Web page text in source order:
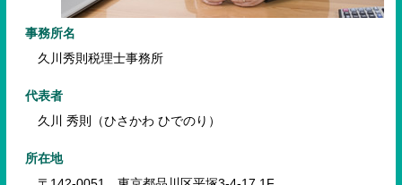
事務所名
久川秀則税理士事務所
代表者
久川 秀則（ひさかわ ひでのり）
所在地